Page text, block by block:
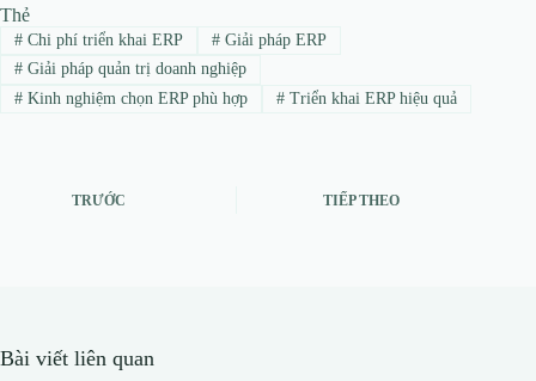
Thẻ
#Chi phí triển khai ERP #Giải pháp ERP
#Giải pháp quản trị doanh nghiệp
#Kinh nghiệm chọn ERP phù hợp #Triển khai ERP hiệu quả
TRƯỚC TIẾP THEO
Bài viết liên quan